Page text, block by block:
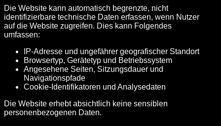
Die Website kann automatisch begrenzte, nicht
identifizierbare technische Daten erfassen, wenn Nutzer
auf die Website zugreifen. Dies kann Folgendes
umfassen:
IP-Adresse und ungefährer geografischer Standort
Browsertyp, Gerätetyp und Betriebssystem
Angesehene Seiten, Sitzungsdauer und
Navigationspfade
Cookie-Identifikatoren und Analysedaten
Die Website erhebt absichtlich keine sensiblen
personenbezogenen Daten.